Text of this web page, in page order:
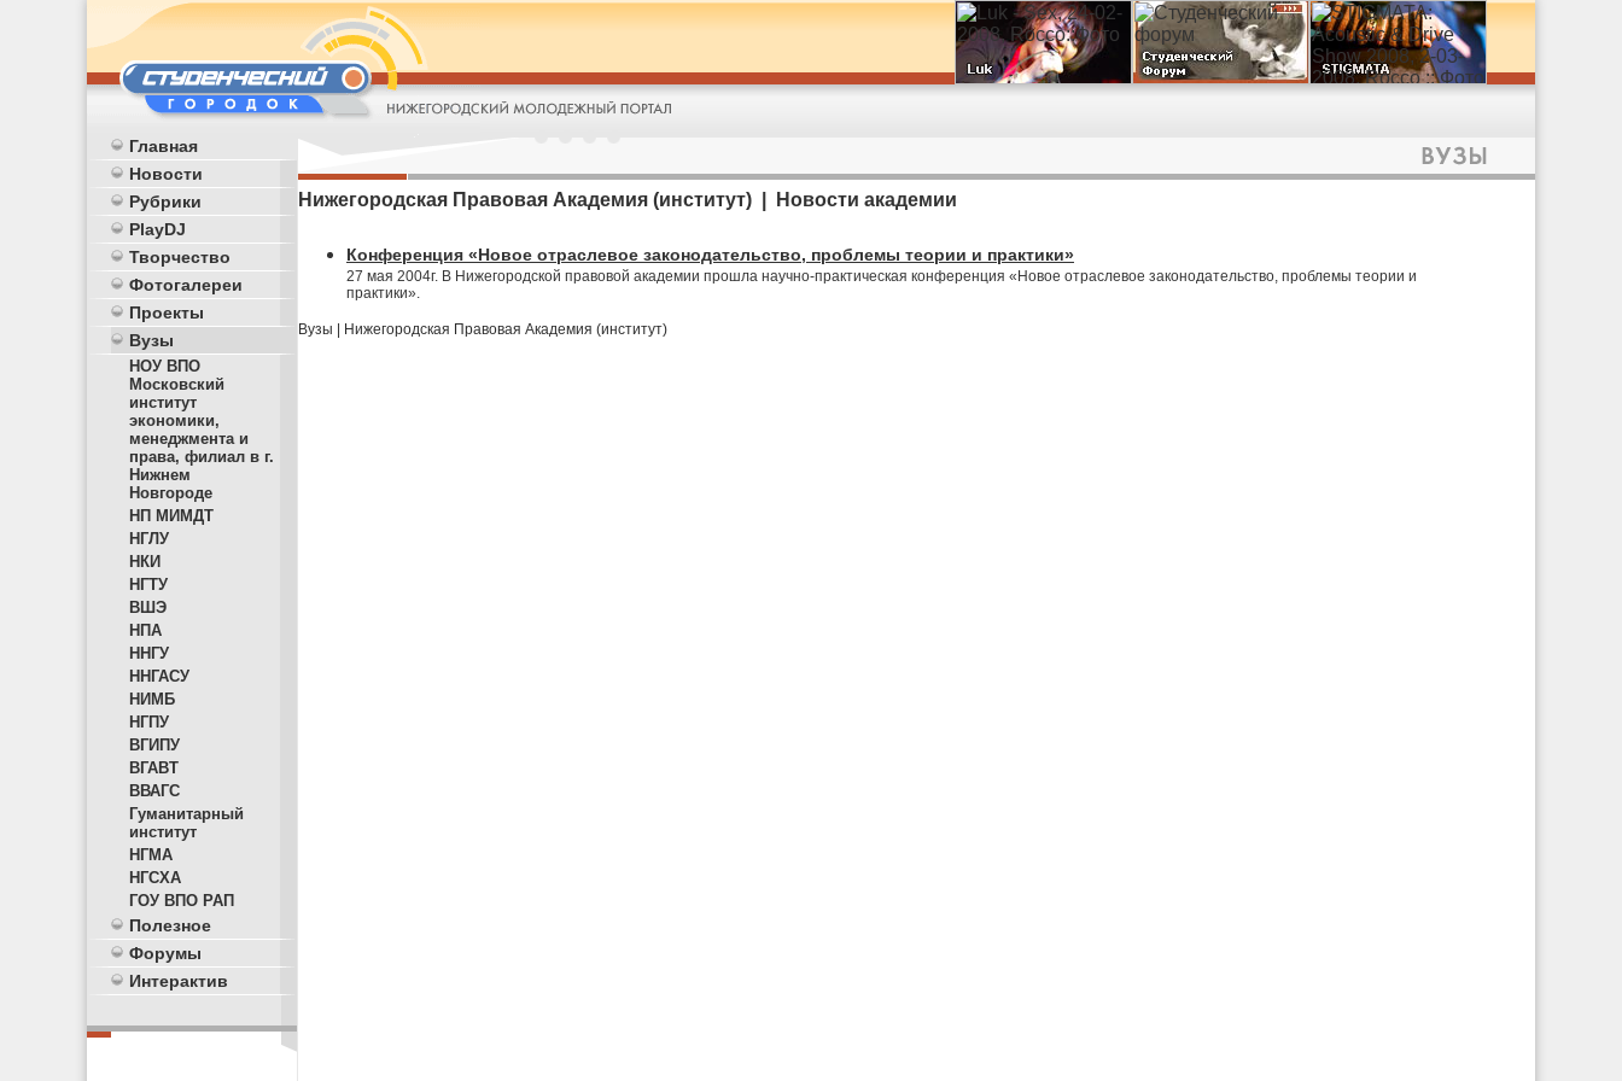
Главная
Новости
Рубрики
PlayDJ
Творчество
Фотогалереи
Проекты
Вузы
НОУ ВПО
Московский
институт
экономики,
менеджмента и
права, филиал в г.
Нижнем
Новгороде
НП МИМДТ
НГЛУ
НКИ
НГТУ
ВШЭ
НПА
ННГУ
ННГАСУ
НИМБ
НГПУ
ВГИПУ
ВГАВТ
ВВАГС
Гуманитарный
институт
НГМА
НГСХА
ГОУ ВПО РАП
Полезное
Форумы
Интерактив
Нижегородская Правовая Академия (институт) | Новости академии
Конференция «Новое отраслевое законодательство, проблемы теории и практики»
27 мая 2004г. В Нижегородской правовой академии прошла научно-практическая конференция «Новое отраслевое законодательство, проблемы теории и
практики».
Вузы Нижегородская Правовая Академия (институт)